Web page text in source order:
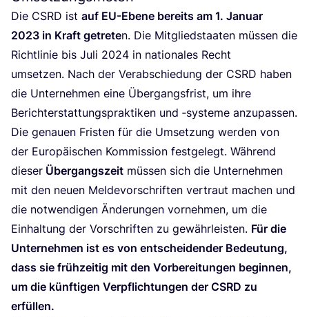
Die CSRD ist auf EU-Ebe­ne bereits am 1. Janu­ar
2023 in Kraft getre­ten. Die Mit­glied­staa­ten müs­sen die
Richt­li­nie bis Juli 2024 in natio­na­les Recht
umset­zen. Nach der Ver­ab­schie­dung der CSRD haben
die Unter­neh­men eine Über­gangs­frist, um ihre
Bericht­erstat­tungs­prak­ti­ken und ‑sys­te­me anzu­pas­sen.
Die genau­en Fris­ten für die Umset­zung wer­den von
der Euro­päi­schen Kom­mis­si­on fest­ge­legt. Wäh­rend
die­ser Über­gangs­zeit müs­sen sich die Unter­neh­men
mit den neu­en Mel­de­vor­schrif­ten ver­traut machen und
die not­wen­di­gen Ände­run­gen vor­neh­men, um die
Ein­hal­tung der Vor­schrif­ten zu gewähr­leis­ten. Für die
Unter­neh­men ist es von ent­schei­den­der Bedeu­tung,
dass sie früh­zei­tig mit den Vor­be­rei­tun­gen begin­nen,
um die künf­ti­gen Ver­pflich­tun­gen der CSRD zu
erfüllen.